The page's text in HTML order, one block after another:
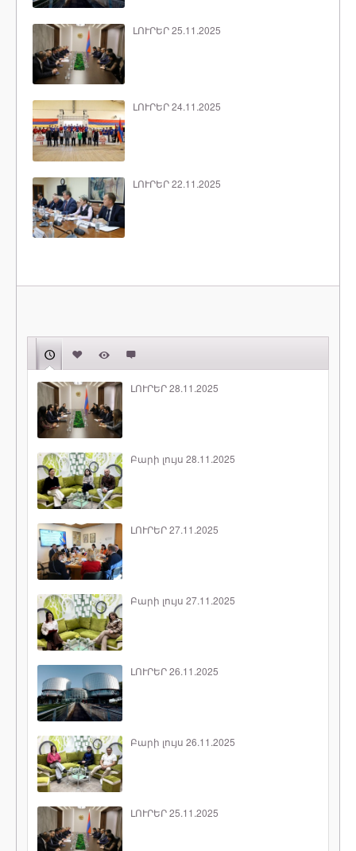
ԼՈՒՐԵՐ 25.11.2025
ԼՈՒՐԵՐ 24.11.2025
ԼՈՒՐԵՐ 22.11.2025
ԼՈՒՐԵՐ 28.11.2025
Բարի լույս 28.11.2025
ԼՈՒՐԵՐ 27.11.2025
Բարի լույս 27.11.2025
ԼՈՒՐԵՐ 26.11.2025
Բարի լույս 26.11.2025
ԼՈՒՐԵՐ 25.11.2025